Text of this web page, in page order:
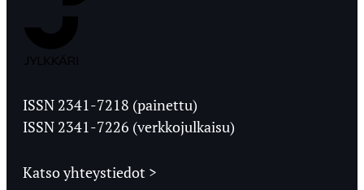
Ylioppilaslehti
ISSN 2341-7218 (painettu)
ISSN 2341-7226 (verkkojulkaisu)
Katso yhteystiedot >